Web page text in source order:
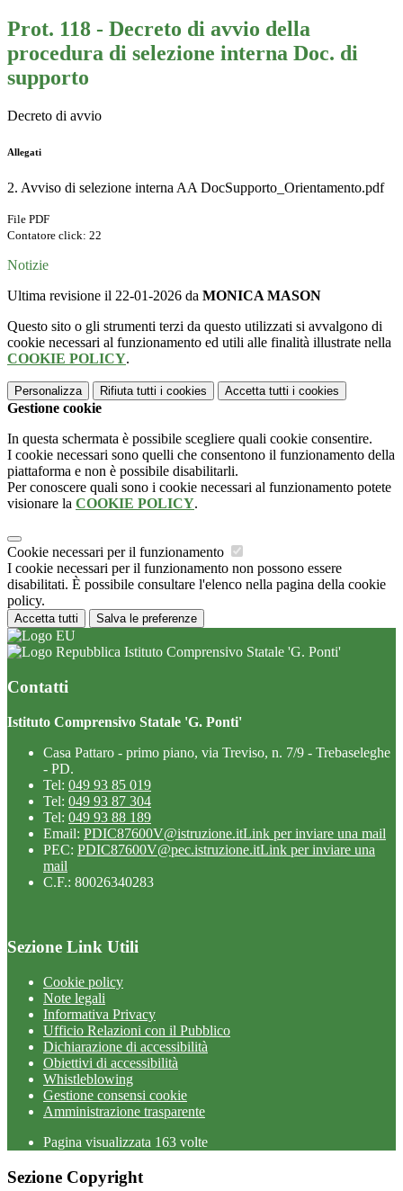
Prot. 118 - Decreto di avvio della
procedura di selezione interna Doc. di
supporto
Decreto di avvio
Allegati
2. Avviso di selezione interna AA DocSupporto_Orientamento.pdf
File PDF
Contatore click: 22
Notizie
Ultima revisione il 22-01-2026 da MONICA MASON
Questo sito o gli strumenti terzi da questo utilizzati si avvalgono di
cookie necessari al funzionamento ed utili alle finalità illustrate nella
COOKIE POLICY.
Personalizza Rifiuta tutti i cookies Accetta tutti i cookies
Gestione cookie
In questa schermata è possibile scegliere quali cookie consentire.
I cookie necessari sono quelli che consentono il funzionamento della
piattaforma e non è possibile disabilitarli.
Per conoscere quali sono i cookie necessari al funzionamento potete
visionare la COOKIE POLICY.
Cookie necessari per il funzionamento
I cookie necessari per il funzionamento non possono essere
disabilitati. È possibile consultare l'elenco nella pagina della cookie
policy.
Accetta tutti Salva le preferenze
Istituto Comprensivo Statale 'G. Ponti'
Contatti
Istituto Comprensivo Statale 'G. Ponti'
Casa Pattaro - primo piano, via Treviso, n. 7/9 - Trebaseleghe
- PD.
Tel: 049 93 85 019
Tel: 049 93 87 304
Tel: 049 93 88 189
Email: PDIC87600V@istruzione.itLink per inviare una mail
PEC: PDIC87600V@pec.istruzione.itLink per inviare una
mail
C.F.: 80026340283
Sezione Link Utili
Cookie policy
Note legali
Informativa Privacy
Ufficio Relazioni con il Pubblico
Dichiarazione di accessibilità
Obiettivi di accessibilità
Whistleblowing
Gestione consensi cookie
Amministrazione trasparente
Pagina visualizzata 163 volte
Sezione Copyright